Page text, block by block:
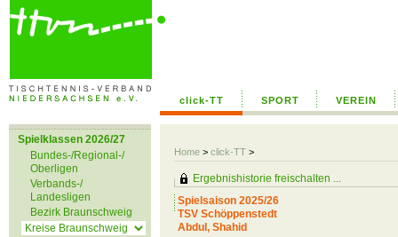
click-TT SPORT VEREIN
Home > click-TT >
Spielklassen 2026/27
Bundes-/Regional-/
Oberligen
Verbands-/
Landesligen
Bezirk Braunschweig
Ergebnishistorie freischalten ...
Spielsaison 2025/26
TSV Schöppenstedt
Abdul, Shahid